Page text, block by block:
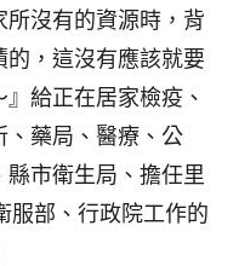
沒有的資源時，背
，這沒有應該就要
給正在居家檢疫、
、藥局、醫療、公
市衛生局、擔任里
服部、行政院工作的